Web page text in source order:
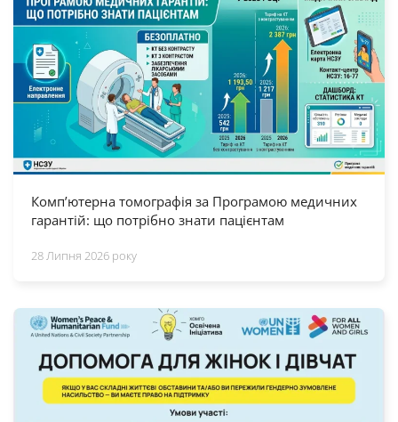
Комп’ютерна томографія за Програмою медичних
гарантій: що потрібно знати пацієнтам
28 Липня 2026 року